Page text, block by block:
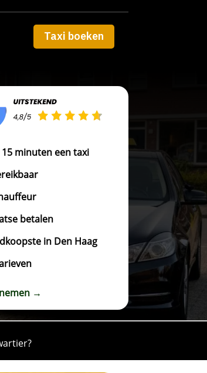
Taxi boeken
minuten een taxi
betalen
in Den Haag
→